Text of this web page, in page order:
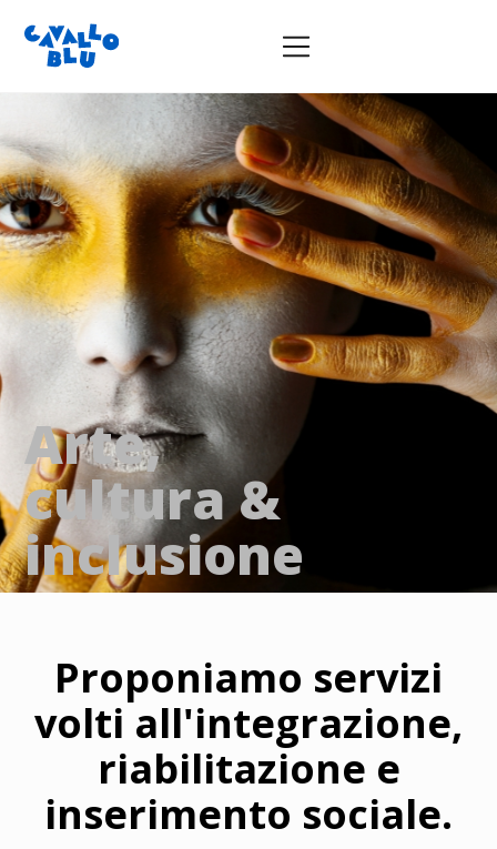
Arte,
cultura &
inclusione
Proponiamo servizi
volti all'integrazione,
riabilitazione e
inserimento sociale.